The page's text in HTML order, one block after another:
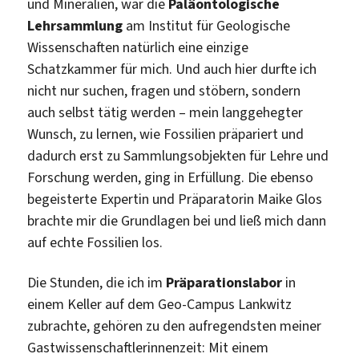
und Mineralien, war die Paläontologische
Lehrsammlung am Institut für Geologische
Wissenschaften natürlich eine einzige
Schatzkammer für mich. Und auch hier durfte ich
nicht nur suchen, fragen und stöbern, sondern
auch selbst tätig werden – mein langgehegter
Wunsch, zu lernen, wie Fossilien präpariert und
dadurch erst zu Sammlungsobjekten für Lehre und
Forschung werden, ging in Erfüllung. Die ebenso
begeisterte Expertin und Präparatorin Maike Glos
brachte mir die Grundlagen bei und ließ mich dann
auf echte Fossilien los.
Die Stunden, die ich im Präparationslabor in
einem Keller auf dem Geo-Campus Lankwitz
zubrachte, gehören zu den aufregendsten meiner
Gastwissenschaftlerinnenzeit: Mit einem